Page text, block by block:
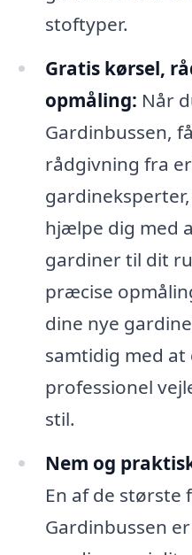
stoftyper.
Gratis kørsel,
opmåling: Når
Gardinbussen,
rådgivning fra
hjælpe dig med
gardiner til dit
præcise
dine nye
samtidig med
professionel
stil.
Nem og
En af de største
Gardinbussen